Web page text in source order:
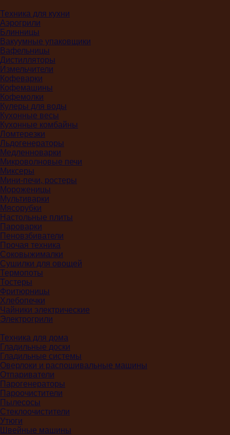
Техника для кухни
Аэрогрили
Блинницы
Вакуумные упаковщики
Вафельницы
Дистилляторы
Измельчители
Кофеварки
Кофемашины
Кофемолки
Кулеры для воды
Кухонные весы
Кухонные комбайны
Ломтерезки
Льдогенераторы
Медленноварки
Микроволновые печи
Миксеры
Мини-печи, ростеры
Мороженицы
Мультиварки
Мясорубки
Настольные плиты
Пароварки
Пеновзбиватели
Прочая техника
Соковыжималки
Сушилки для овощей
Термопоты
Тостеры
Фритюрницы
Хлебопечки
Чайники электрические
Электрогрили
Техника для дома
Гладильные доски
Гладильные системы
Оверлоки и распошивальные машины
Отпариватели
Парогенераторы
Пароочистители
Пылесосы
Стеклоочистители
Утюги
Швейные машины